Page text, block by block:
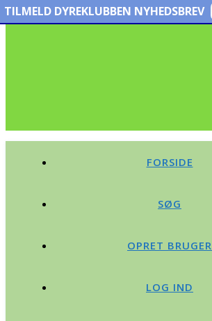
FORSIDE
SØG
OPRET BRUGER
LOG IND
TILMELD DYREKLUBBEN NYHEDSBREV